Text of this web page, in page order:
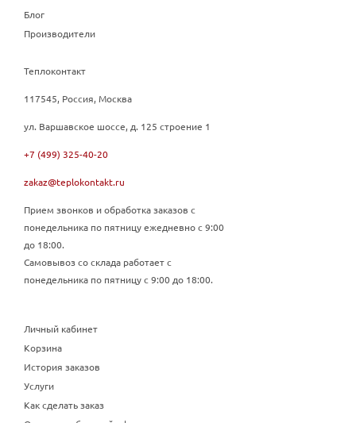
Блог
Производители
Теплоконтакт
117545, Россия, Москва
ул. Варшавское шоссе, д. 125 строение 1
+7 (499) 325-40-20
zakaz@teplokontakt.ru
Прием звонков и обработка заказов с
понедельника по пятницу ежедневно с 9:00
до 18:00.
Самовывоз со склада работает с
понедельника по пятницу с 9:00 до 18:00.
Личный кабинет
Корзина
История заказов
Услуги
Как сделать заказ